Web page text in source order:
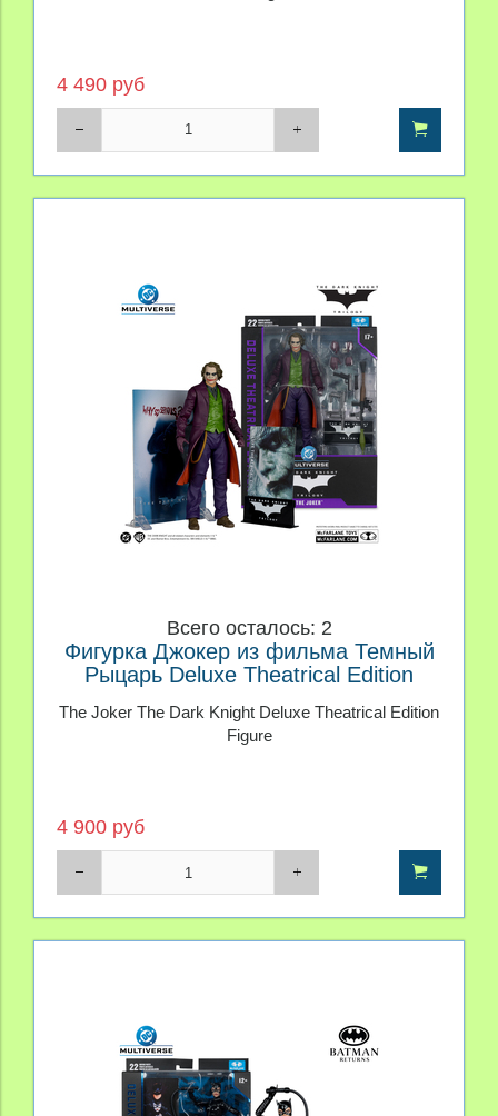
4 490 руб
Всего осталось: 2
Фигурка Джокер из фильма Темный
Рыцарь Deluxe Theatrical Edition
The Joker The Dark Knight Deluxe Theatrical Edition
Figure
4 900 руб